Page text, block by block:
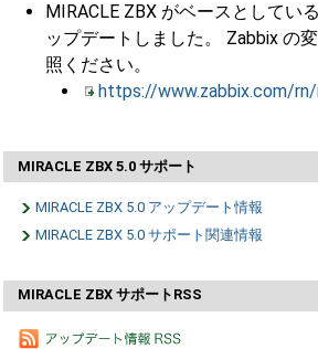
MIRACLE ZBX がベースとしてい
ップデートしました。 Zabbix の
照ください。
https://www.zabbix.com/rn/
MIRACLE ZBX 5.0 サポート
MIRACLE ZBX 5.0 アップデート情報
MIRACLE ZBX 5.0 サポート関連情報
MIRACLE ZBX サポートRSS